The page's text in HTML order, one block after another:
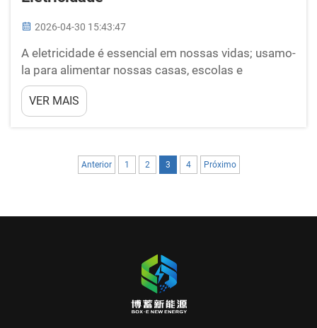
2026-04-30 15:43:47
A eletricidade é essencial em nossas vidas; usamo-
la para alimentar nossas casas, escolas e
empresas. No entanto, essa mesma eletricidade
que utilizamos nem sempre está prontamente
disponível. É aqui que entra o armazenamento em
VER MAIS
Anterior 1 2 3 4 Próximo